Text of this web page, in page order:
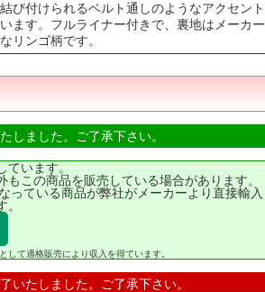
び付けられるベルト通しのようなアクセント
ます。フルライナー付きで、裏地はメーカー
リンゴ柄です。
しました。ご了承下さい。
います。
この商品を販売している場合があります。
っている商品が弊社がメーカーより直接輸入
て適格販売により収入を得ています。
いたしました。ご了承下さい。